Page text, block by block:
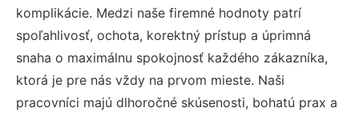
komplikácie. Medzi naše firemné hodnoty patrí
spoľahlivosť, ochota, korektný prístup a úprimná
snaha o maximálnu spokojnosť každého zákazníka,
ktorá je pre nás vždy na prvom mieste. Naši
pracovníci majú dlhoročné skúsenosti, bohatú prax a